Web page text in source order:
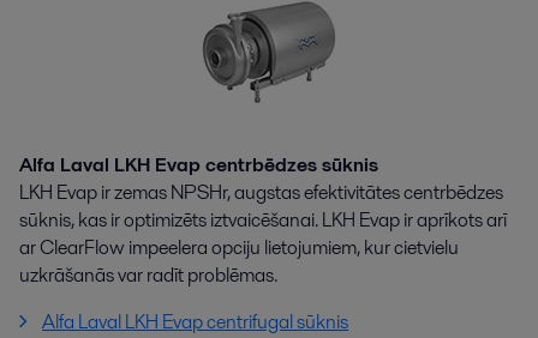
Alfa Laval LKH Evap centrbēdzes sūknis
LKH Evap ir zemas NPSHr, augstas efektivitātes centrbēdzes
sūknis, kas ir optimizēts iztvaicēšanai. LKH Evap ir aprīkots arī
ar ClearFlow impeelera opciju lietojumiem, kur cietvielu
uzkrāšanās var radīt problēmas.
Alfa Laval LKH Evap centrifugal sūknis